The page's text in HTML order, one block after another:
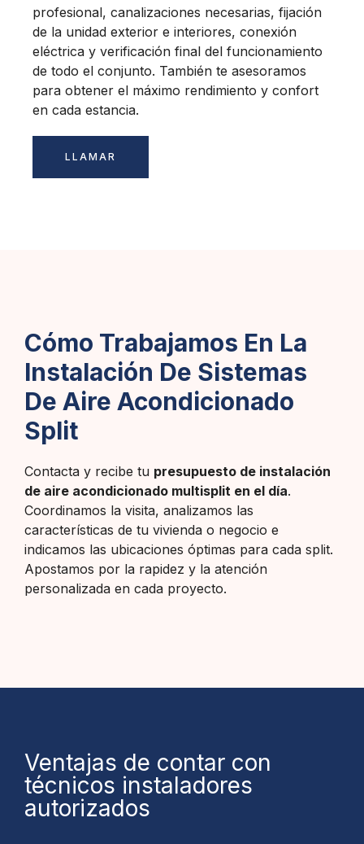
profesional, canalizaciones necesarias, fijación
de la unidad exterior e interiores, conexión
eléctrica y verificación final del funcionamiento
de todo el conjunto. También te asesoramos
para obtener el máximo rendimiento y confort
en cada estancia.
LLAMAR
Cómo Trabajamos En La
Instalación De Sistemas
De Aire Acondicionado
Split
Contacta y recibe tu presupuesto de instalación
de aire acondicionado multisplit en el día.
Coordinamos la visita, analizamos las
características de tu vivienda o negocio e
indicamos las ubicaciones óptimas para cada split.
Apostamos por la rapidez y la atención
personalizada en cada proyecto.
Ventajas de contar con
técnicos instaladores
autorizados